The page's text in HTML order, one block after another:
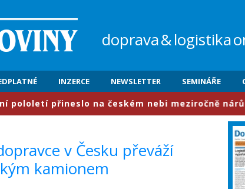
doprava&logistika
INZERCE NEWSLETTER SEMINÁŘE
přineslo na českém nebi meziročně nárůst
v Česku převáží
kamionem